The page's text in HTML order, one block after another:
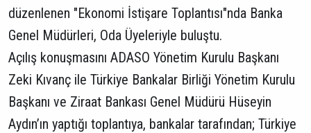
düzenlenen "Ekonomi İstişare Toplantısı"nda Banka
Genel Müdürleri, Oda Üyeleriyle buluştu.
Açılış konuşmasını ADASO Yönetim Kurulu Başkanı
Zeki Kıvanç ile Türkiye Bankalar Birliği Yönetim Kurulu
Başkanı ve Ziraat Bankası Genel Müdürü Hüseyin
Aydın’ın yaptığı toplantıya, bankalar tarafından; Türkiye